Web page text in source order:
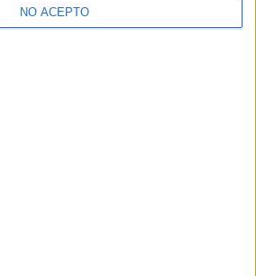
NO ACEPTO